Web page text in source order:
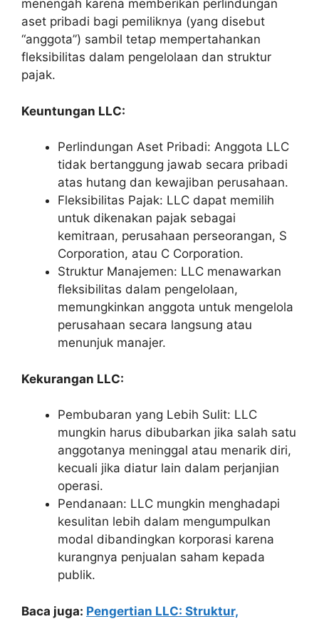
menengah karena memberikan perlindungan
aset pribadi bagi pemiliknya (yang disebut
“anggota”) sambil tetap mempertahankan
fleksibilitas dalam pengelolaan dan struktur
pajak.
Keuntungan LLC:
Perlindungan Aset Pribadi: Anggota LLC
tidak bertanggung jawab secara pribadi
atas hutang dan kewajiban perusahaan.
Fleksibilitas Pajak: LLC dapat memilih
untuk dikenakan pajak sebagai
kemitraan, perusahaan perseorangan, S
Corporation, atau C Corporation.
Struktur Manajemen: LLC menawarkan
fleksibilitas dalam pengelolaan,
memungkinkan anggota untuk mengelola
perusahaan secara langsung atau
menunjuk manajer.
Kekurangan LLC:
Pembubaran yang Lebih Sulit: LLC
mungkin harus dibubarkan jika salah satu
anggotanya meninggal atau menarik diri,
kecuali jika diatur lain dalam perjanjian
operasi.
Pendanaan: LLC mungkin menghadapi
kesulitan lebih dalam mengumpulkan
modal dibandingkan korporasi karena
kurangnya penjualan saham kepada
publik.
Baca juga: Pengertian LLC: Struktur,